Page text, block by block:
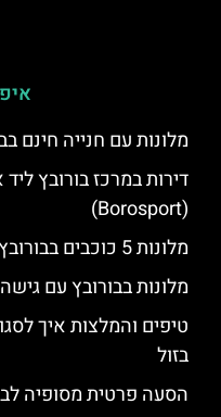
מלונות עם חנייה חינם
דירות במרכז בורובץ
(Borosport)
מלונות 5 כוכבים בבורובץ
מלונות בבורובץ עם
טיפים והמלצות איך
בזול
הסעה פרטית מסופיה